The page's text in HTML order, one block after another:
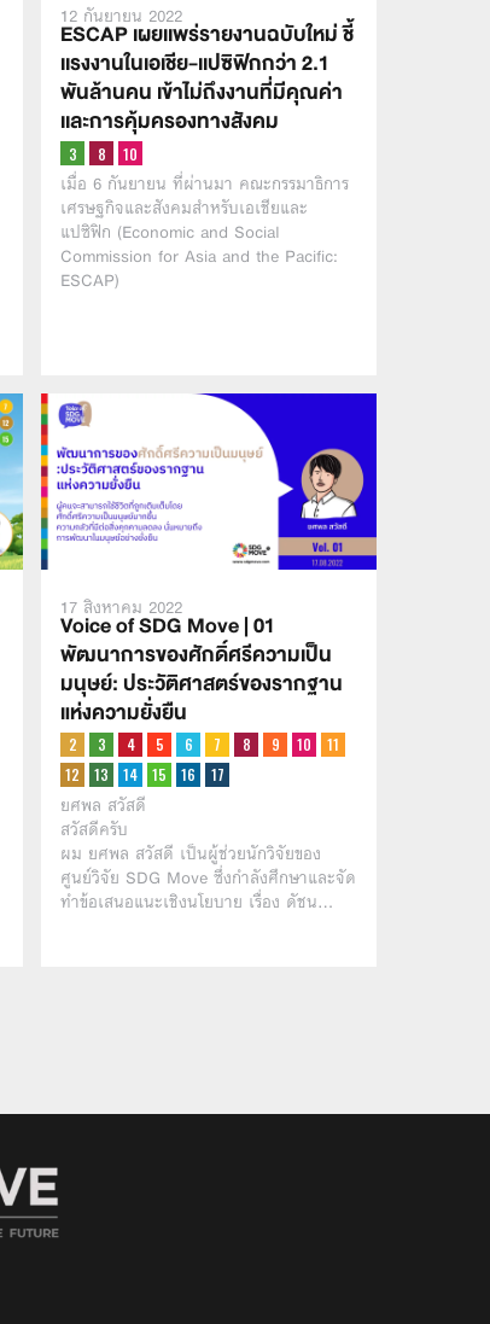
12 กันยายน 2022
ESCAP เผยเเพร่รายงานฉบับใหม่ ชี้
เเรงงานในเอเชีย-เเปซิฟิกกว่า 2.1
พันล้านคน เข้าไม่ถึงงานที่มีคุณค่า
เเละการคุ้มครองทางสังคม
เมื่อ 6 กันยายน ที่ผ่านมา คณะกรรมาธิการ
เศรษฐกิจและสังคมสำหรับเอเชียและ
แปซิฟิก (Economic and Social
Commission for Asia and the Pacific:
ESCAP)
17 สิงหาคม 2022
Voice of SDG Move | 01
พัฒนาการของศักดิ์ศรีความเป็น
มนุษย์: ประวัติศาสตร์ของรากฐาน
แห่งความยั่งยืน
ยศพล สวัสดี
สวัสดีครับ
ผม ยศพล สวัสดี เป็นผู้ช่วยนักวิจัยของ
ศูนย์วิจัย SDG Move ซึ่งกำลังศึกษาและจัด
ทำข้อเสนอแนะเชิงนโยบาย เรื่อง ดัชน…